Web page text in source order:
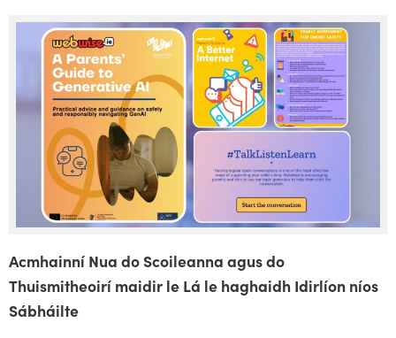
Acmhainní Nua do Scoileanna agus do
Thuismitheoirí maidir le Lá le haghaidh Idirlíon níos
Sábháilte